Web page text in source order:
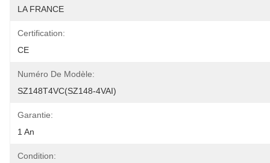
LA FRANCE
Certification:
CE
Numéro De Modèle:
SZ148T4VC(SZ148-4VAI)
Garantie:
1 An
Condition: